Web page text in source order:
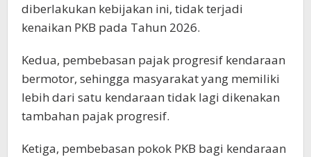
diberlakukan kebijakan ini, tidak terjadi
kenaikan PKB pada Tahun 2026.
Kedua, pembebasan pajak progresif kendaraan
bermotor, sehingga masyarakat yang memiliki
lebih dari satu kendaraan tidak lagi dikenakan
tambahan pajak progresif.
Ketiga, pembebasan pokok PKB bagi kendaraan